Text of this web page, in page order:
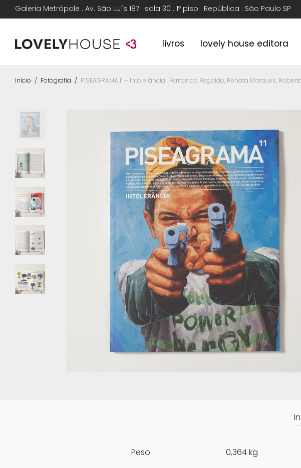
Galeria Metrópole . Av. São Luís 187 . sala 30 . 1º piso . República . São Paulo SP
livros lovely house editora
Início / Fotografia / PISEAGRAMA 11 – Intolerância . Fernanda Regaldo, Renata Marques,
Peso
0,364 kg